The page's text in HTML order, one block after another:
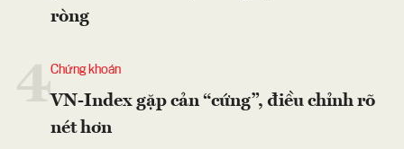
ròng
4Chứng khoán
VN-Index gặp cản “cứng”, điều chỉnh rõ
nét hơn